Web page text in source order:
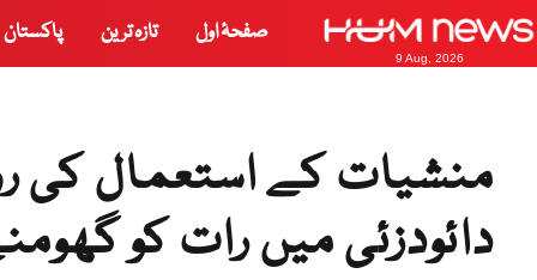
9 Aug, 2026
صفحۂ اول تازہ ترین پاکستان
منشیات کے استعمال کی
دائودزئی میں رات کو